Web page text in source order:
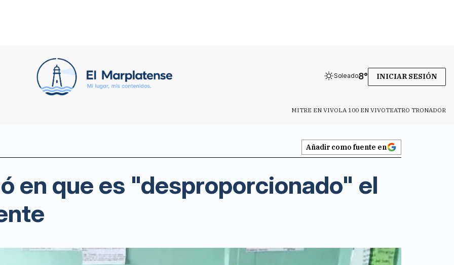
Soleado8° INICIAR SESIÓN
MITRE EN VIVOLA 100 EN VIVOTEATRO TRONADOR
Añadir como fuente en
en que es "desproporcionado" el